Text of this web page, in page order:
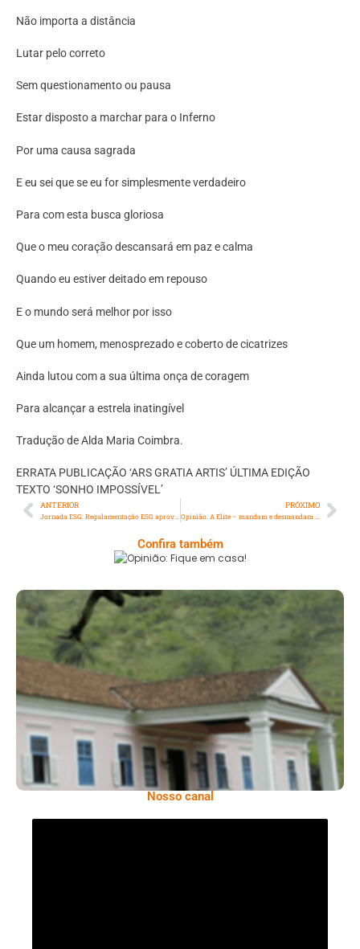
Não importa a distância
Lutar pelo correto
Sem questionamento ou pausa
Estar disposto a marchar para o Inferno
Por uma causa sagrada
E eu sei que se eu for simplesmente verdadeiro
Para com esta busca gloriosa
Que o meu coração descansará em paz e calma
Quando eu estiver deitado em repouso
E o mundo será melhor por isso
Que um homem, menosprezado e coberto de cicatrizes
Ainda lutou com a sua última onça de coragem
Para alcançar a estrela inatingível
Tradução de Alda Maria Coimbra.
ERRATA PUBLICAÇÃO ‘ARS GRATIA ARTIS’ ÚLTIMA EDIÇÃO
TEXTO ‘SONHO IMPOSSÍVEL’
ANTERIOR
Jornada ESG: Regulamentação ESG aprovada
PRÓXIMO
Opinião: A Elite – mandam e desmandam no país das injustiças
Confira também
Opinião: Fique Em Casa!
Serra: Fazenda Santa Cecília – Um Legado
Histórico Repleto De Beleza
Nosso canal